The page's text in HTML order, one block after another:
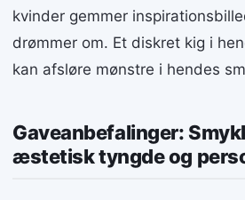
kvinder gemmer
drømmer om. Et diskret kig i
kan afsløre mønstre i hendes
Gaveanbefalinger:
æstetisk tyngde og